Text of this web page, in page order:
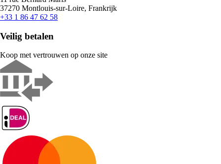
37270 Montlouis-sur-Loire, Frankrijk
+33 1 86 47 62 58
Veilig betalen
Koop met vertrouwen op onze site